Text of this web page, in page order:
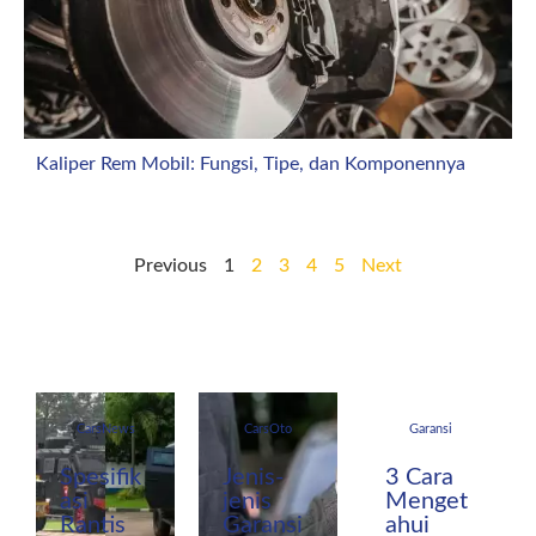
Kaliper Rem Mobil: Fungsi, Tipe, dan Komponennya
Previous 1 2 3 4 5 Next
CarsNews
Spesifik
asi
Rantis
CarsOto
Jenis-
jenis
Garansi
Garansi
3 Cara
Menget
ahui